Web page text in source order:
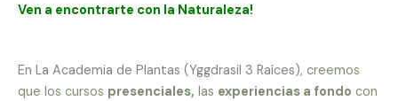
Ven a encontrarte con la Naturaleza!
En La Academia de Plantas (Yggdrasil 3 Raíces), creemos
que los cursos presenciales, las experiencias a fondo con